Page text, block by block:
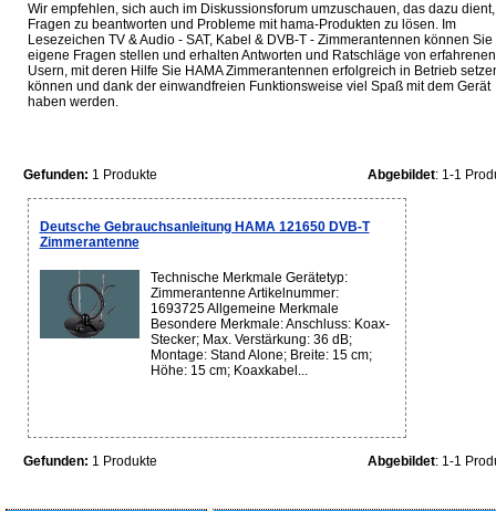
Wir empfehlen, sich auch im Diskussionsforum umzuschauen, das dazu dient,
Fragen zu beantworten und Probleme mit hama-Produkten zu lösen. Im
Lesezeichen TV & Audio - SAT, Kabel & DVB-T - Zimmerantennen können Sie
eigene Fragen stellen und erhalten Antworten und Ratschläge von erfahrenen
Usern, mit deren Hilfe Sie HAMA Zimmerantennen erfolgreich in Betrieb
können und dank der einwandfreien Funktionsweise viel Spaß mit dem Gerät
haben werden.
Gefunden: 1 Produkte Abgebildet: 1-1
Deutsche Gebrauchsanleitung HAMA 121650 DVB-T
Zimmerantenne
Technische Merkmale Gerätetyp:
Zimmerantenne Artikelnummer:
1693725 Allgemeine Merkmale
Besondere Merkmale: Anschluss: Koax-
Stecker; Max. Verstärkung: 36 dB;
Montage: Stand Alone; Breite: 15 cm;
Höhe: 15 cm; Koaxkabel...
Gefunden: 1 Produkte Abgebildet: 1-1